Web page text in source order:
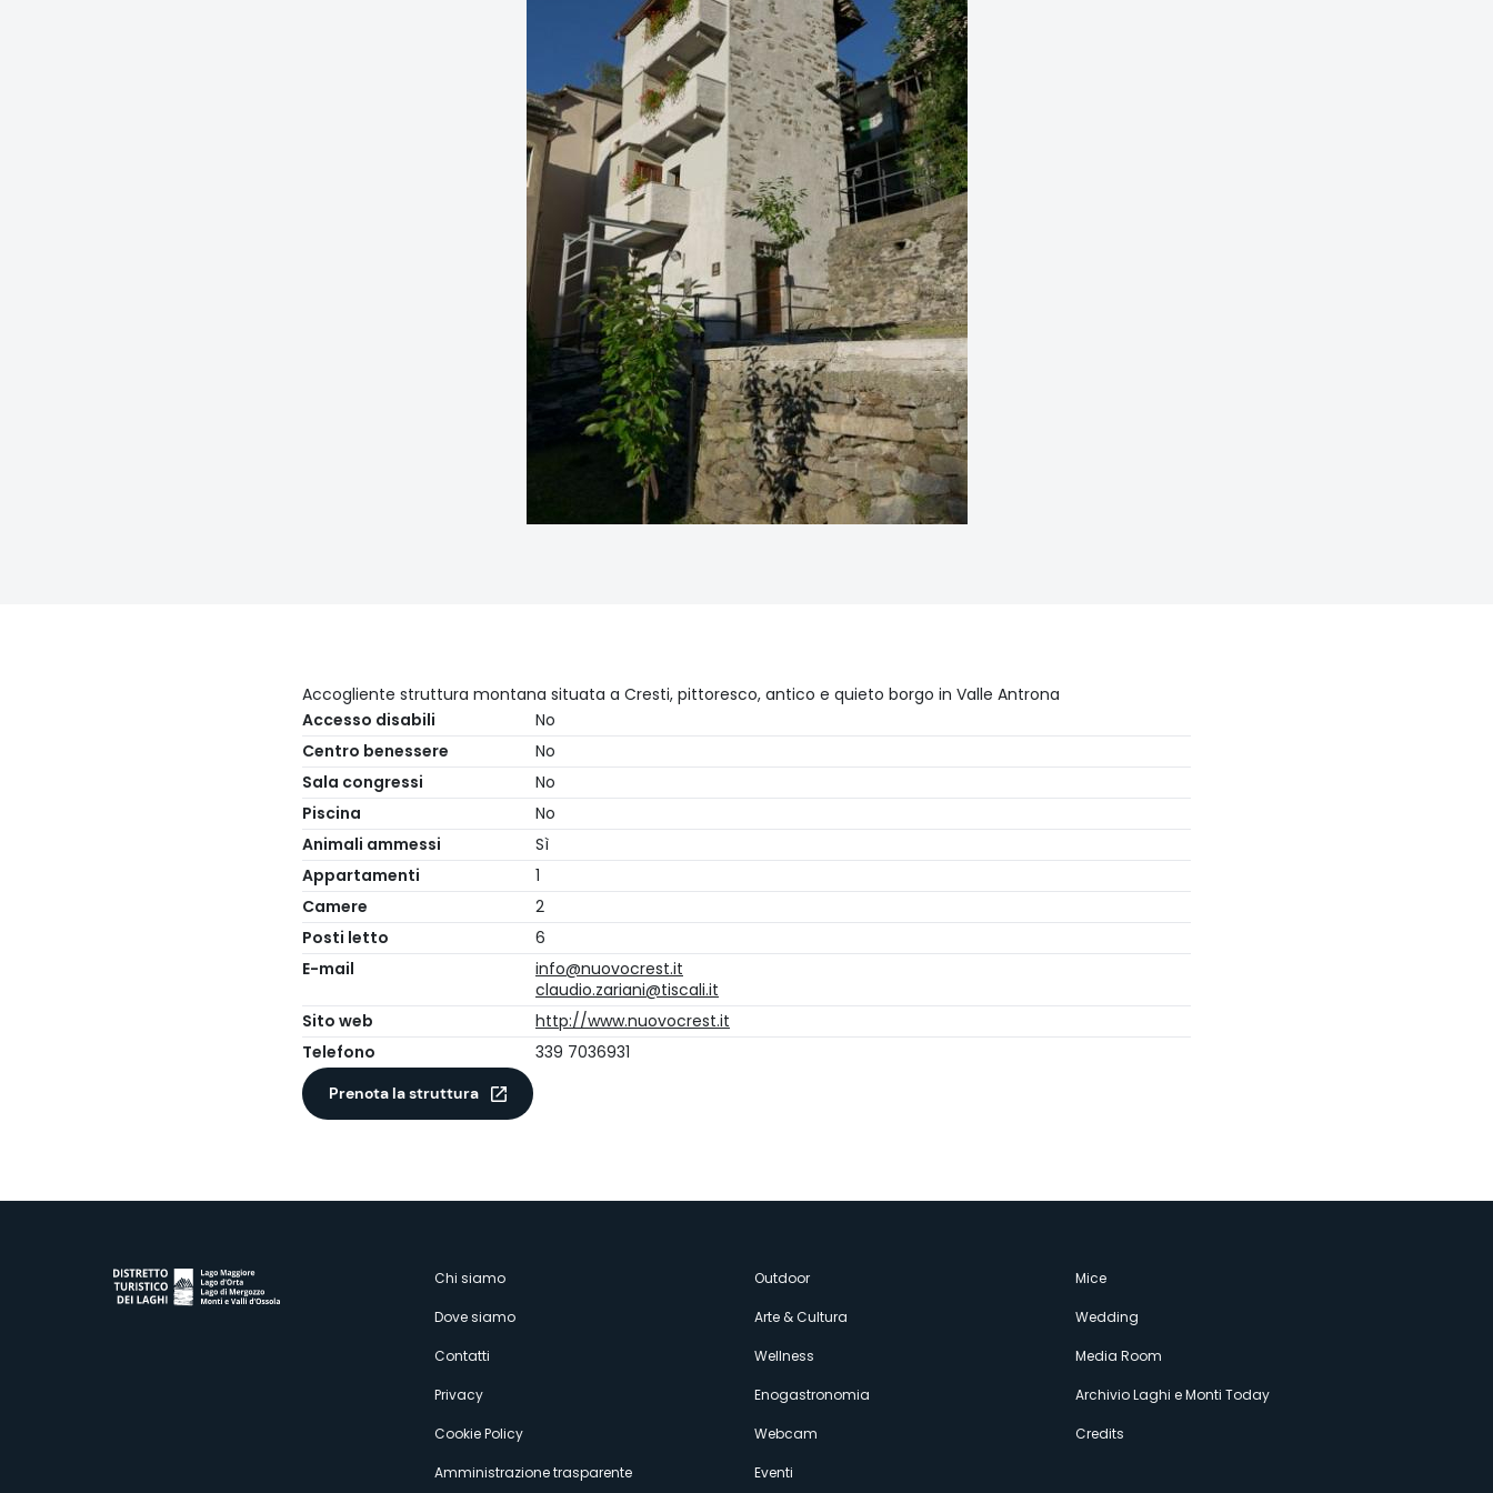
Accogliente struttura montana situata a Cresti, pittoresco, antico e quieto borgo in Valle Antrona
Accesso disabili
No
Centro benessere
No
Sala congressi
No
Piscina
No
Animali ammessi
Sì
Appartamenti
1
Camere
2
Posti letto
6
E-mail
info@nuovocrest.it
claudio.zariani@tiscali.it
Sito web
http://www.nuovocrest.it
Telefono
339 7036931
Prenota la struttura
Menù
secondario
Chi siamo
Dove siamo
Contatti
Privacy
Cookie Policy
Amministrazione trasparente
Outdoor
Arte & Cultura
Wellness
Enogastronomia
Webcam
Eventi
Mice
Wedding
Media Room
Archivio Laghi e Monti Today
Credits